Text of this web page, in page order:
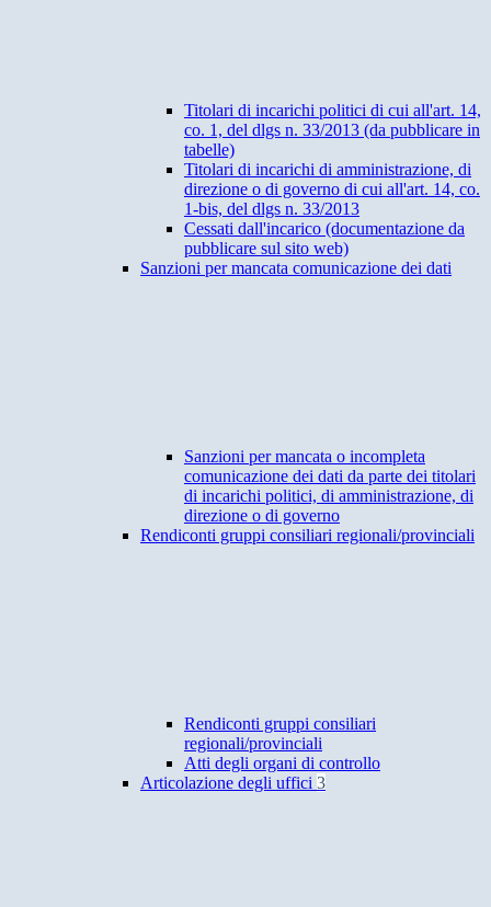
Titolari di incarichi politici di cui all'art. 14,
co. 1, del dlgs n. 33/2013 (da pubblicare in
tabelle)
Titolari di incarichi di amministrazione, di
direzione o di governo di cui all'art. 14, co.
1-bis, del dlgs n. 33/2013
Cessati dall'incarico (documentazione da
pubblicare sul sito web)
Sanzioni per mancata comunicazione dei dati
Sanzioni per mancata o incompleta
comunicazione dei dati da parte dei titolari
di incarichi politici, di amministrazione, di
direzione o di governo
Rendiconti gruppi consiliari regionali/provinciali
Rendiconti gruppi consiliari
regionali/provinciali
Atti degli organi di controllo
Articolazione degli uffici 3